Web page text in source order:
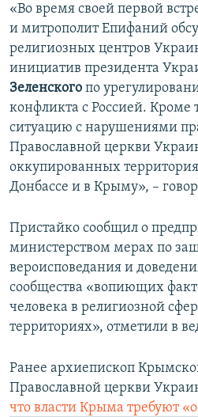
«Во время своей первой
и митрополит Епифаний
религиозных центров
инициатив президента
Зеленского по
конфликта с Россией. Кроме
ситуацию с нарушениями
Православной церкви
оккупированных
Донбассе и в Крыму», –
Пристайко сообщил о
министерством мерах по
вероисповедания и
сообщества «вопиющих
человека в религиозной
территориях», отметили в
Ранее архиепископ
Православной церкви
что власти Крыма требуют